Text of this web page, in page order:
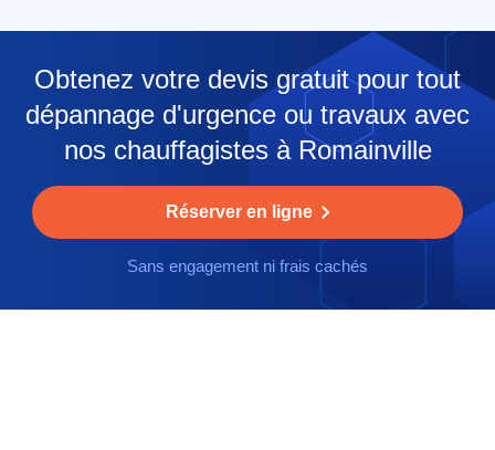
Obtenez votre devis gratuit pour tout
dépannage d'urgence ou travaux avec
nos chauffagistes à Romainville
Réserver en ligne
Sans engagement ni frais cachés